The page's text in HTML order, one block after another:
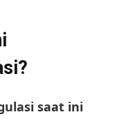
saat ini